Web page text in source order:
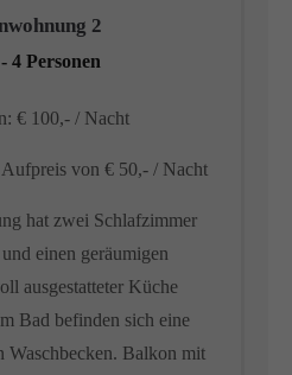
2
4 Personen
€ 100,- / Nacht
Aufpreis von € 50,- / Nacht
hat zwei Schlafzimmer
einen geräumigen
ausgestatteter Küche
Bad befinden sich eine
Waschbecken. Balkon mit